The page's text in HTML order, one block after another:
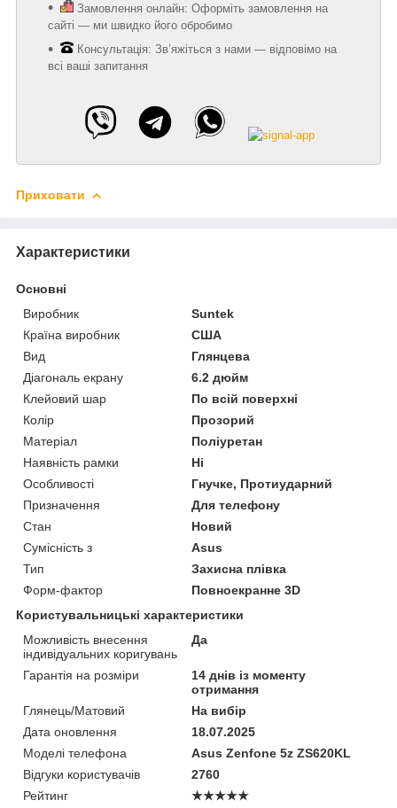
Замовлення онлайн: Оформіть замовлення на
сайті — ми швидко його обробимо
Консультація: Зв’яжіться з нами — відповімо на
всі ваші запитання
Приховати
Характеристики
Основні
Виробник
Suntek
Країна виробник
США
Вид
Глянцева
Діагональ екрану
6.2 дюйм
Клейовий шар
По всій поверхні
Колір
Прозорий
Матеріал
Поліуретан
Наявність рамки
Ні
Особливості
Гнучке, Протиударний
Призначення
Для телефону
Стан
Новий
Сумісність з
Asus
Тип
Захисна плівка
Форм-фактор
Повноекранне 3D
Користувальницькі характеристики
Можливість внесення
індивідуальних коригувань
Да
Гарантія на розміри
14 днів із моменту
отримання
Глянець/Матовий
На вибір
Дата оновлення
18.07.2025
Моделі телефона
Asus Zenfone 5z ZS620KL
Відгуки користувачів
2760
Рейтинг
★★★★★